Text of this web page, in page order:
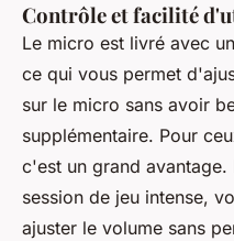
Contrôle et facilité
Le micro est livré avec
ce qui vous permet
sur le micro sans avoir
supplémentaire. Pour
c'est un grand avantage.
session de jeu intense,
ajuster le volume sans